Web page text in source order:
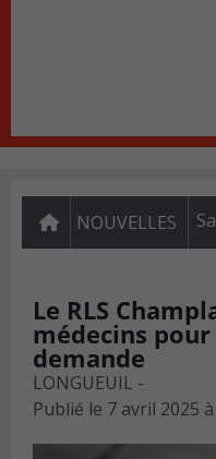
NOUVELLES
Le RLS
médecins
demande
LONGUEUIL -
Publié le 7 avril 2025